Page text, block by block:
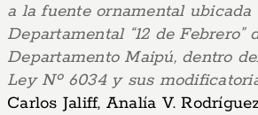
a la fuente ornamental ubicada
Departamental “12 de Febrero”
Departamento Maipú, dentro
Ley Nº 6034 y sus
Carlos Jaliff, Analía V.